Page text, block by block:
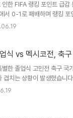
인한 FIFA 랭킹 포인트 급
서 0-1로 패배하며 랭킹
점과 거의 맞먹는 수치로,
결과에 따른 포인트 변동
위에서 일본, 호주, 이란
식 vs 멕시코전, 축
별한 졸업식 고민전 축구 국
겹치는 상황이 발생했습니
전하며 난감한 심경을 표